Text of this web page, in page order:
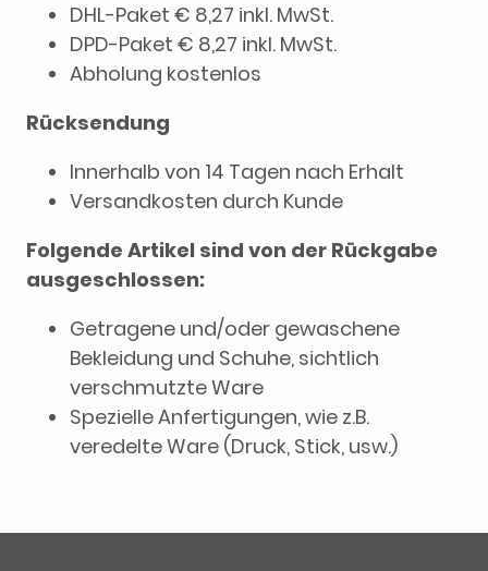
DHL-Paket € 8,27 inkl. MwSt.
DPD-Paket € 8,27 inkl. MwSt.
Abholung kostenlos
Rücksendung
Innerhalb von 14 Tagen nach Erhalt
Versandkosten durch Kunde
Folgende Artikel sind von der Rückgabe
ausgeschlossen:
Getragene und/oder gewaschene
Bekleidung und Schuhe, sichtlich
verschmutzte Ware
Spezielle Anfertigungen, wie z.B.
veredelte Ware (Druck, Stick, usw.)